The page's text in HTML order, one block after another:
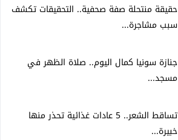
حقيقة منتحلة صفة صحفية.. التحقيقات تكشف
سبب مشاجرة...
جنازة سونيا كمال اليوم.. صلاة الظهر في
مسجد...
تساقط الشعر.. 5 عادات غذائية تحذر منها
خبيرة...